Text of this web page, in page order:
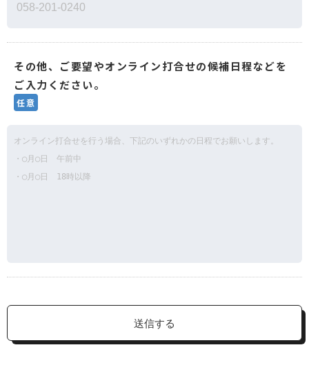
その他、ご要望やオンライン打合せの候補日程などを
ご入力ください。
任意